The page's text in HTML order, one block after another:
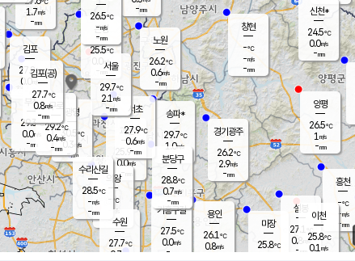
과천
25.9℃
0.0m/s
- mm
용인
26.1℃
0.8m/s
경기광주
26.2℃
2.9m/s
-mm
1.7m/s
-mm
신천*
24.5℃
0.0m/s
-mm
창현
-℃
-m/s
-mm
흥천
-℃
-m/s
-mm
마장
25.8℃
의왕
- ℃
m/s
mm
김포
27.8℃
0.0 m/s
mm
설봉
27.1
0.8 m/s
- mm
광명
30.5 ℃
0.3 m/s
-mm
부천
29.3℃
0.0m/s
-mm
구로
29.2℃
0.4m/s
-mm
은평
25.5℃
0.0 m/s
- mm
노원
26.2℃
0.6m/s
-mm
송파*
29.7℃
1.0m/s
-mm
서초
27.9℃
0.6m/s
-mm
-mm
기흥구갈
27.5℃
0.0m/s
-
수리산길
28.5℃
-m/s
-mm
분당구
28.8℃
0.7m/s
-mm
26.5℃
-m/s
-mm
김포(공)
27.7℃
0.8m/s
-mm
이천
25.8℃
0.1 m/s
양평
26.5℃
1 m/s
-mm
수원
27.7℃
0.7 m/s
서울
29.7℃
2.1 m/s
-mm